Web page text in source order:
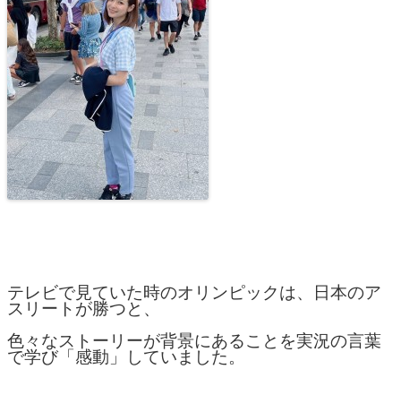
テレビで見ていた時のオリンピックは、日本のア
スリートが勝つと、
色々なストーリーが背景にあることを実況の言葉
で学び「感動」していました。